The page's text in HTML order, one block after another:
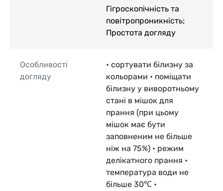
Гігроскопічність та
повітропроникність;
Простота догляду
Особливості
догляду
• сортувати білизну за
кольорами • поміщати
білизну у виворотньому
стані в мішок для
прання (при цьому
мішок має бути
заповненим не більше
ніж на 75%) • режим
делікатного прання •
температура води не
більше 30℃ •